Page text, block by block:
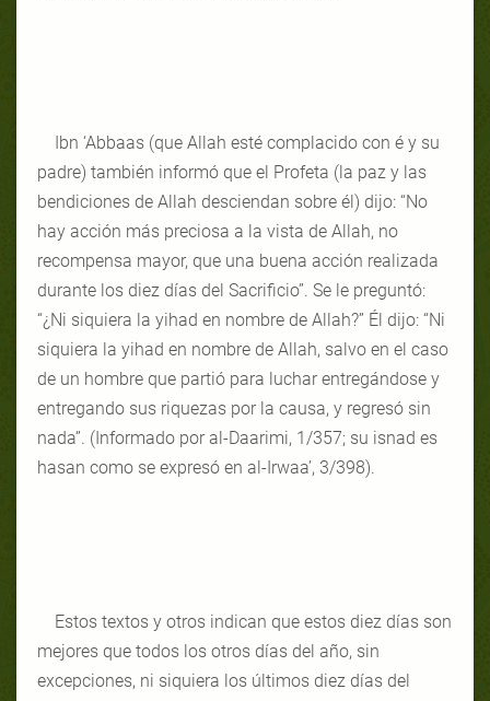
Ibn ‘Abbaas (que Allah esté complacido con é y su
padre) también informó que el Profeta (la paz y las
bendiciones de Allah desciendan sobre él) dijo: “No
hay acción más preciosa a la vista de Allah, no
recompensa mayor, que una buena acción realizada
durante los diez días del Sacrificio”. Se le preguntó:
“¿Ni siquiera la yihad en nombre de Allah?” Él dijo: “Ni
siquiera la yihad en nombre de Allah, salvo en el caso
de un hombre que partió para luchar entregándose y
entregando sus riquezas por la causa, y regresó sin
nada”. (Informado por al-Daarimi, 1/357; su isnad es
hasan como se expresó en al-Irwaa’, 3/398).
Estos textos y otros indican que estos diez días son
mejores que todos los otros días del año, sin
excepciones, ni siquiera los últimos diez días del